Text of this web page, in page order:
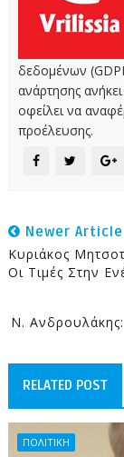
δεδομένων
ανάρτησης
οφείλει να
προέλευσης.
Newer Article
Κυριάκος
Οι Τιμές Στην
Ν.
RELATED POST
ΠΟΛΙΤΙΚΗ